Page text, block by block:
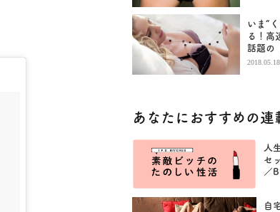
いま“
る！高
話題の
2018.05.18
あなたにおすすめの連
人
セ
／
自